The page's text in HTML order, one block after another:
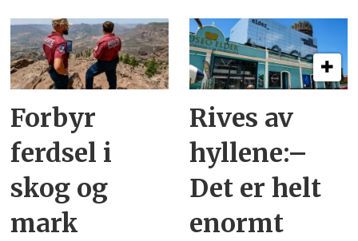
Forbyr
ferdsel i
skog og
mark
Rives av
hyllene:–
Det er helt
enormt